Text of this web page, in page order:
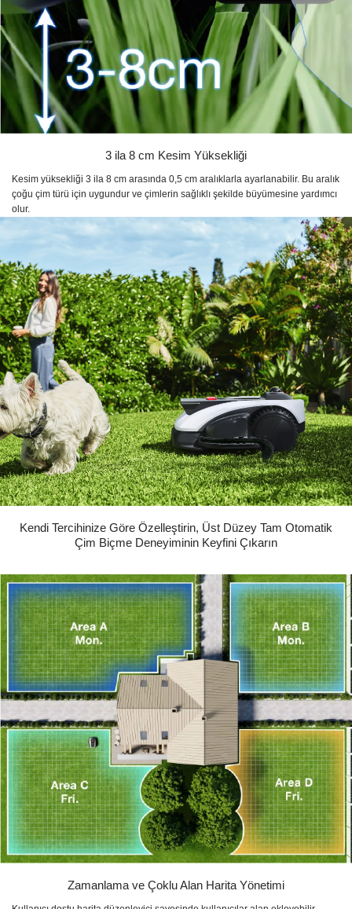
3 ila 8 cm Kesim Yüksekliği
Kesim yüksekliği 3 ila 8 cm arasında 0,5 cm aralıklarla ayarlanabilir. Bu aralık
çoğu çim türü için uygundur ve çimlerin sağlıklı şekilde büyümesine yardımcı
olur.
Kendi Tercihinize Göre Özelleştirin, Üst Düzey Tam Otomatik
Çim Biçme Deneyiminin Keyfini Çıkarın
Zamanlama ve Çoklu Alan Harita Yönetimi